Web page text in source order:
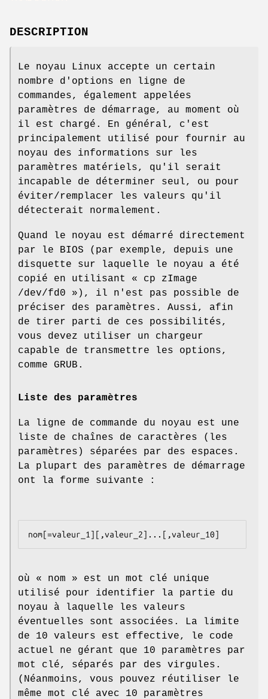
DESCRIPTION
Le noyau Linux accepte un certain
nombre d'options en ligne de
commandes, également appelées
paramètres de démarrage, au moment où
il est chargé. En général, c'est
principalement utilisé pour fournir au
noyau des informations sur les
paramètres matériels, qu'il serait
incapable de déterminer seul, ou pour
éviter/remplacer les valeurs qu'il
détecterait normalement.
Quand le noyau est démarré directement
par le BIOS (par exemple, depuis une
disquette sur laquelle le noyau a été
copié en utilisant « cp zImage
/dev/fd0 »), il n'est pas possible de
préciser des paramètres. Aussi, afin
de tirer parti de ces possibilités,
vous devez utiliser un chargeur
capable de transmettre les options,
comme GRUB.
Liste des paramètres
La ligne de commande du noyau est une
liste de chaînes de caractères (les
paramètres) séparées par des espaces.
La plupart des paramètres de démarrage
ont la forme suivante :
nom[=valeur_1][,valeur_2]...[,valeur_10]
où « nom » est un mot clé unique
utilisé pour identifier la partie du
noyau à laquelle les valeurs
éventuelles sont associées. La limite
de 10 valeurs est effective, le code
actuel ne gérant que 10 paramètres par
mot clé, séparés par des virgules.
(Néanmoins, vous pouvez réutiliser le
même mot clé avec 10 paramètres